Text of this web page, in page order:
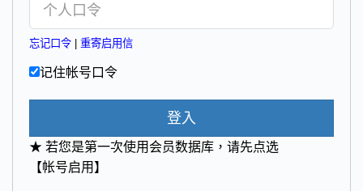
忘记口令 重寄启用信
记住帐号口令
登入
★ 若您是第一次使用会员数据库，请先点选
【帐号启用】